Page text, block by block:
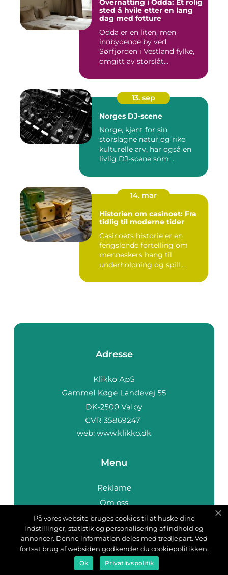
Overnatting i Odda: Et rolig
sted å hvile etter en lang
dag med fotture
Odda er en liten, men
innbydende by ved
Sørfjorden i Vestland fylke,
omgitt av storslåt...
13. sep
Norges DJ-scene
Norge, kjent for sin
storslagne natur og rike
kulturelle arv, har også en
livlig DJ-scene som ...
14. mar
Historien om casinoet: Fra
tidlig til moderne tider
Casinoets historie er en
fengslende fortelling om
menneskers hang til
underholdning og spill
Adresse
web: www.klikko.dk
Menu
Reklame
Om oss
Cookies
Kontakt Oss
Sitemap
På vores website bruges cookies til at huske dine
indstillinger, statistik og personalisering af indhold og
annoncer. Denne information deles med tredjepart. Ved
fortsat brug af websiden godkender du cookiepolitikken.
Ok Privatlivspolitik